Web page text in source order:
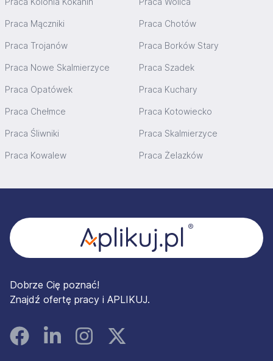
Praca Mączniki Praca Chotów
Praca Trojanów Praca Borków Stary
Praca Nowe Skalmierzyce Praca Szadek
Praca Opatówek Praca Kuchary
Praca Chełmce Praca Kotowiecko
Praca Śliwniki Praca Skalmierzyce
Praca Kowalew Praca Żelazków
Dobrze Cię poznać!
Znajdź ofertę pracy i APLIKUJ.
FacebookLinked InInstagramInstagram